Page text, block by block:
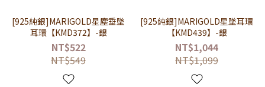
[925純銀]MARIGOLD星塵垂墜
耳環【KMD372】-銀
NT$522
NT$549
[925純銀]MARIGOLD星墜耳環
【KMD439】-銀
NT$1,044
NT$1,099